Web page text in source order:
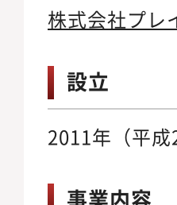
株式会社プレ
設立
2011年（平成
事業内容